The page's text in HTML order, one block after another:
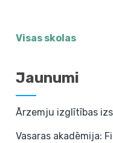
Visas skolas
Jaunumi
Ārzemju izglītības
Vasaras akadēmija: